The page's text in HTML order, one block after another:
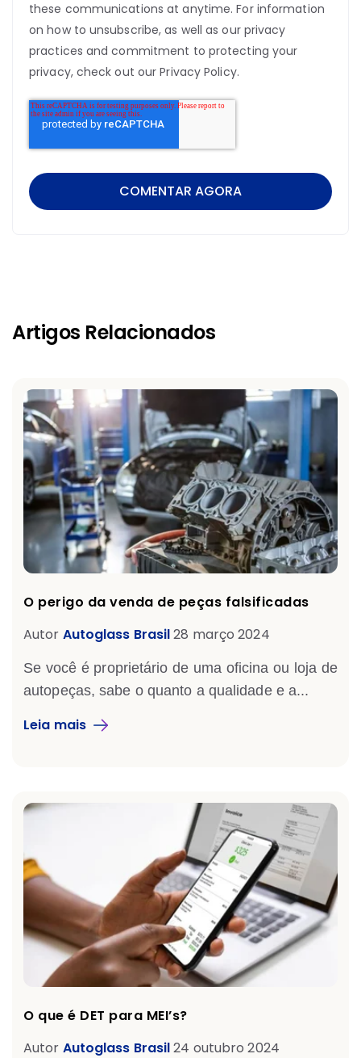
these communications at anytime. For information
on how to unsubscribe, as well as our privacy
practices and commitment to protecting your
privacy, check out our Privacy Policy.
Artigos Relacionados
O perigo da venda de peças falsificadas
Autor Autoglass Brasil28 março 2024
Se você é proprietário de uma oficina ou loja de
autopeças, sabe o quanto a qualidade e a...
Leia mais
O que é DET para MEI’s?
Autor Autoglass Brasil24 outubro 2024